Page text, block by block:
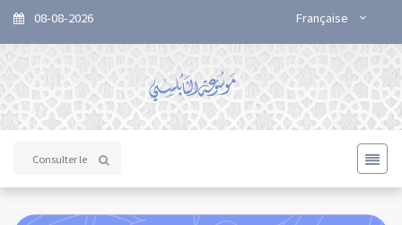
08-08-2026 Française